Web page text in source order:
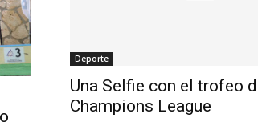
Deporte
Una Selfie con el trofeo
Champions League